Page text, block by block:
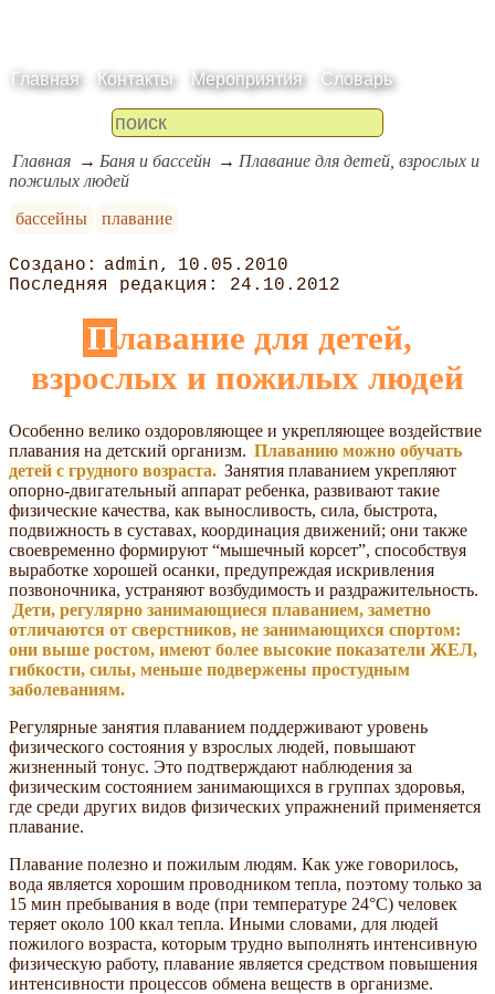
Главная Контакты Мероприятия Словарь
Главная Баня и бассейн
Плавание для детей, взрослых и
пожилых людей
бассейны
плавание
admin
10.05.2010
24.10.2012
Плавание для детей,
взрослых и пожилых людей
Особенно велико оздоровляющее и укрепляющее воздействие
плавания на детский организм. Плаванию можно обучать
детей с грудного возраста. Занятия плаванием укрепляют
опорно-двигательный аппарат ребенка, развивают такие
физические качества, как выносливость, сила, быстрота,
подвижность в суставах, координация движений; они также
своевременно формируют “мышечный корсет”, способствуя
выработке хорошей осанки, предупреждая искривления
позвоночника, устраняют возбудимость и раздражительность.
Дети, регулярно занимающиеся плаванием, заметно
отличаются от сверстников, не занимающихся спортом:
они выше ростом, имеют более высокие показатели ЖЕЛ,
гибкости, силы, меньше подвержены простудным
заболеваниям.
Регулярные занятия плаванием поддерживают уровень
физического состояния у взрослых людей, повышают
жизненный тонус. Это подтверждают наблюдения за
физическим состоянием занимающихся в группах здоровья,
где среди других видов физических упражнений применяется
плавание.
Плавание полезно и пожилым людям. Как уже говорилось,
вода является хорошим проводником тепла, поэтому только за
15 мин пребывания в воде (при температуре 24°С) человек
теряет около 100 ккал тепла. Иными словами, для людей
пожилого возраста, которым трудно выполнять интенсивную
физическую работу, плавание является средством повышения
интенсивности процессов обмена веществ в организме.